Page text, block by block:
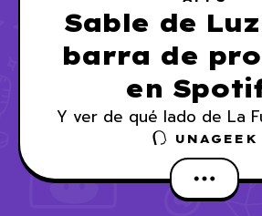
Sable de
barra de
en
Y ver de qué lado de La
UNAGEEK